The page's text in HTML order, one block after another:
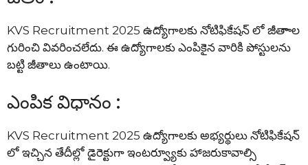
KVS Recruitment 2025 ఉద్యోగాలకు నోటిఫికేషన్ లో జీతాాల
గురించి వివరించలేదు. ఈ ఉద్యోగాలకు ఎంపికైన వారికి పోస్టులను
బట్టి జీతాలు ఉంటాయి.
ఎంపిక విధానం :
KVS Recruitment 2025 ఉద్యోగాలకు అభ్యర్థులు నోటిఫికేషన్
లో ఇచ్చిన తేదీల్లో డైరెక్టుగా ఇంటర్వ్యూకు హాజరుకావాల్సి